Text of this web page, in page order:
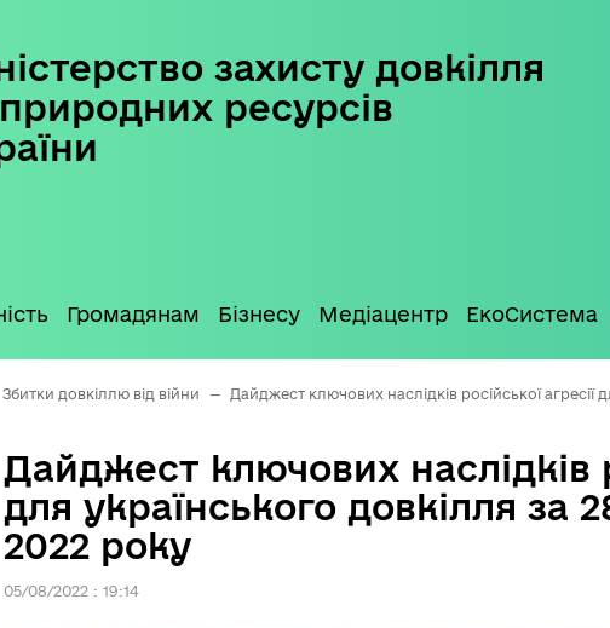
захисту довкілля
ресурсів
Громадянам Бізнесу Медіацентр ЕкоСистема
Збитки довкіллю від війни — Дайджест ключових наслідків російської
Дайджест ключових наслідків
для українського довкілля за
2022 року
05/08/2022 : 19:14